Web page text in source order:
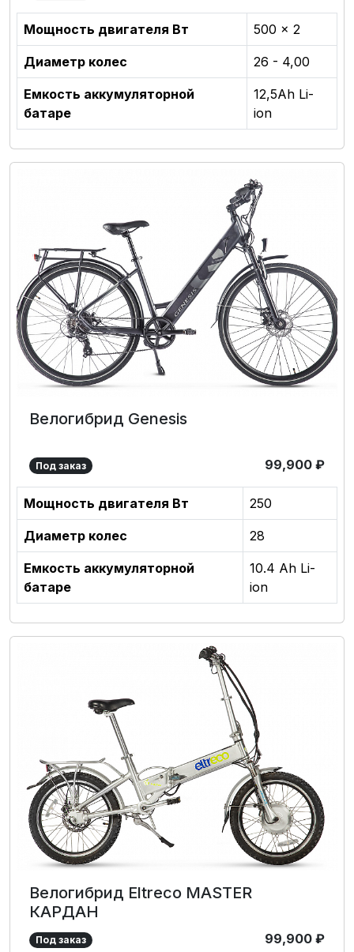
Мощность двигателя Вт 500 x 2
Диаметр колес 26 - 4,00
Емкость аккумуляторной
батаре
12,5Аh Li-
ion
Велогибрид Genesis
Под заказ 99,900 ₽
Мощность двигателя Вт 250
Диаметр колес 28
Емкость аккумуляторной
батаре
10.4 Ah Li-
ion
Велогибрид Eltreco MASTER
КАРДАН
Под заказ 99,900 ₽